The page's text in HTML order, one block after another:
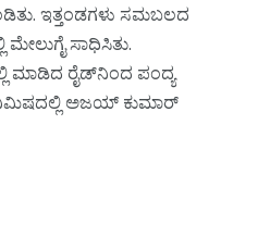
ಇತ್ತಂಡಗಳು ಸಮಬಲದ
ಸಾಧಿಸಿತು.
ಮಾಡಿದ ರೈಡ್‌ನಿಂದ ಪಂದ್ಯ
ನಿಮಿಷದಲ್ಲಿ ಅಜಯ್ ಕುಮಾರ್